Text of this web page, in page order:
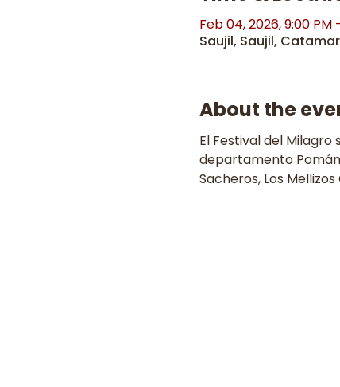
Feb 04, 2026, 9:00 PM
Saujil, Saujil,
About the
El Festival del
departamento
Sacheros, Los